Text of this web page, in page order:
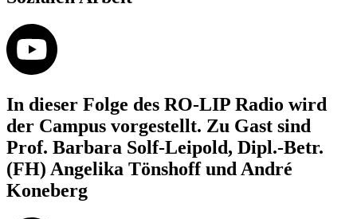
In dieser Folge des RO-LIP Radio wird
der Campus vorgestellt. Zu Gast sind
Prof. Barbara Solf-Leipold, Dipl.-Betr.
(FH) Angelika Tönshoff und André
Koneberg